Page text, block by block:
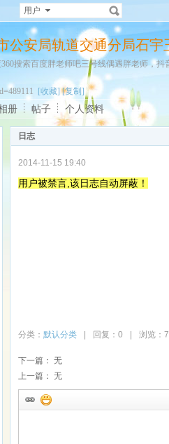
用户
公安局轨道交通分局石宇
搜索百度胖老师吧三号线偶遇胖老师，
[收藏] [复制]
册 帖子 个人资料
日志
2014-11-15 19:40
用户被禁言,该日志自动屏蔽！
分类： 默认分类 回复：0 浏览：
下一篇： 无
上一篇： 无